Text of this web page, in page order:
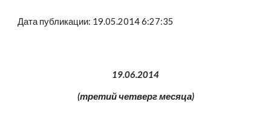
Дата публикации: 19.05.2014 6:27:35
19.06.2014
(третий четверг месяца)